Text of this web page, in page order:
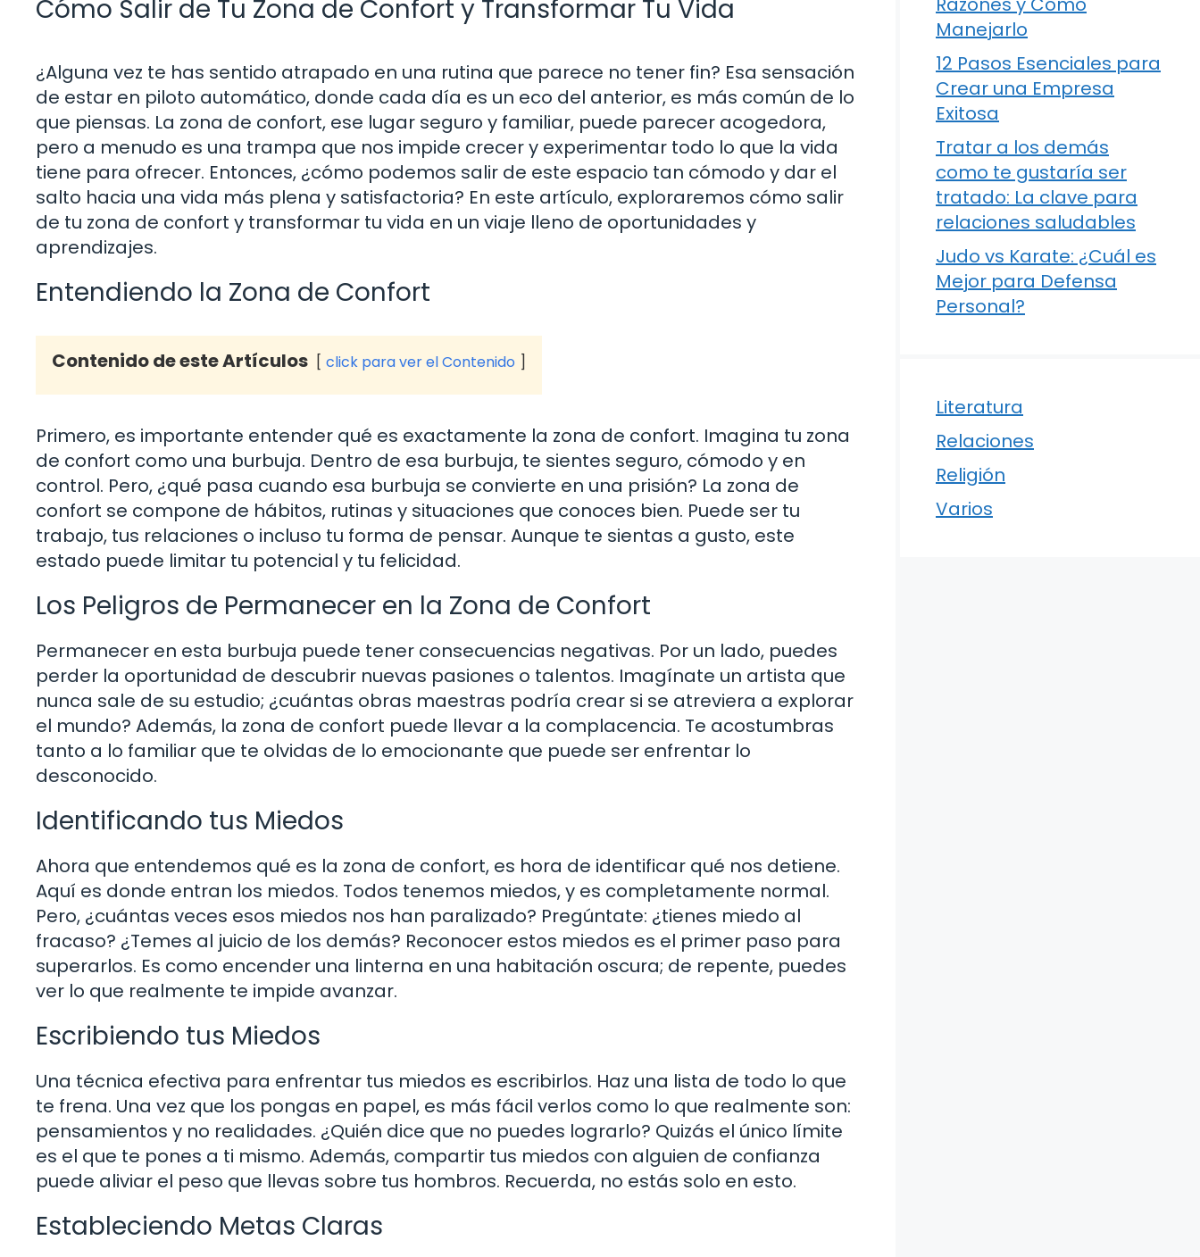
Cómo Salir de Tu Zona de Confort y Transformar Tu Vida
¿Alguna vez te has sentido atrapado en una rutina que parece no tener fin? Esa sensación
de estar en piloto automático, donde cada día es un eco del anterior, es más común de lo
que piensas. La zona de confort, ese lugar seguro y familiar, puede parecer acogedora,
pero a menudo es una trampa que nos impide crecer y experimentar todo lo que la vida
tiene para ofrecer. Entonces, ¿cómo podemos salir de este espacio tan cómodo y dar el
salto hacia una vida más plena y satisfactoria? En este artículo, exploraremos cómo salir
de tu zona de confort y transformar tu vida en un viaje lleno de oportunidades y
aprendizajes.
Entendiendo la Zona de Confort
Contenido de este Artículos click para ver el Contenido
Primero, es importante entender qué es exactamente la zona de confort. Imagina tu zona
de confort como una burbuja. Dentro de esa burbuja, te sientes seguro, cómodo y en
control. Pero, ¿qué pasa cuando esa burbuja se convierte en una prisión? La zona de
confort se compone de hábitos, rutinas y situaciones que conoces bien. Puede ser tu
trabajo, tus relaciones o incluso tu forma de pensar. Aunque te sientas a gusto, este
estado puede limitar tu potencial y tu felicidad.
Los Peligros de Permanecer en la Zona de Confort
Permanecer en esta burbuja puede tener consecuencias negativas. Por un lado, puedes
perder la oportunidad de descubrir nuevas pasiones o talentos. Imagínate un artista que
nunca sale de su estudio; ¿cuántas obras maestras podría crear si se atreviera a explorar
el mundo? Además, la zona de confort puede llevar a la complacencia. Te acostumbras
tanto a lo familiar que te olvidas de lo emocionante que puede ser enfrentar lo
desconocido.
Identificando tus Miedos
Ahora que entendemos qué es la zona de confort, es hora de identificar qué nos detiene.
Aquí es donde entran los miedos. Todos tenemos miedos, y es completamente normal.
Pero, ¿cuántas veces esos miedos nos han paralizado? Pregúntate: ¿tienes miedo al
fracaso? ¿Temes al juicio de los demás? Reconocer estos miedos es el primer paso para
superarlos. Es como encender una linterna en una habitación oscura; de repente, puedes
ver lo que realmente te impide avanzar.
Escribiendo tus Miedos
Una técnica efectiva para enfrentar tus miedos es escribirlos. Haz una lista de todo lo que
te frena. Una vez que los pongas en papel, es más fácil verlos como lo que realmente son:
pensamientos y no realidades. ¿Quién dice que no puedes lograrlo? Quizás el único límite
es el que te pones a ti mismo. Además, compartir tus miedos con alguien de confianza
puede aliviar el peso que llevas sobre tus hombros. Recuerda, no estás solo en esto.
Estableciendo Metas Claras
Manejarlo
12 Pasos Esenciales para
Crear una Empresa
Exitosa
Tratar a los demás
como te gustaría ser
tratado: La clave para
relaciones saludables
Judo vs Karate: ¿Cuál es
Mejor para Defensa
Personal?
Literatura
Relaciones
Religión
Varios